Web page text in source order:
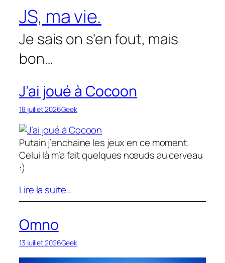
contenu
JS, ma vie.
Je sais on s'en fout, mais
bon…
J’ai joué à Cocoon
18 juillet 2026Geek
Putain j’enchaine les jeux en ce moment.
Celui là m’a fait quelques nœuds au cerveau
:)
Lire la suite…
Omno
13 juillet 2026Geek